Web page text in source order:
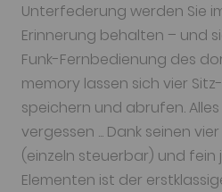
Unterfederung werden Sie
Erinnerung behalten – und
Funk-Fernbedienung des
memory lassen sich vier
speichern und abrufen.
vergessen ... Dank seinen
(einzeln steuerbar) und fein
Elementen ist der